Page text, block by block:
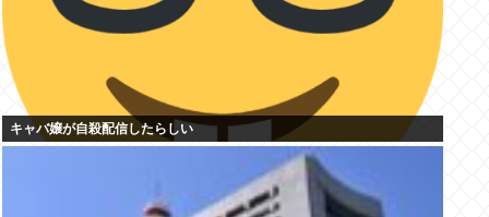
キャバ嬢が自殺配信したらしい